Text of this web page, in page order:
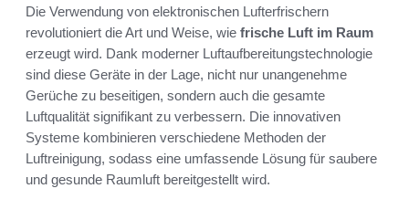
Die Verwendung von elektronischen Lufterfrischern
revolutioniert die Art und Weise, wie frische Luft im Raum
erzeugt wird. Dank moderner Luftaufbereitungstechnologie
sind diese Geräte in der Lage, nicht nur unangenehme
Gerüche zu beseitigen, sondern auch die gesamte
Luftqualität signifikant zu verbessern. Die innovativen
Systeme kombinieren verschiedene Methoden der
Luftreinigung, sodass eine umfassende Lösung für saubere
und gesunde Raumluft bereitgestellt wird.